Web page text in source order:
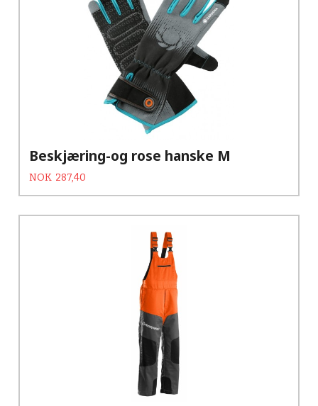
Beskjæring-og rose hanske M
Tilbud
NOK 287,40Rabatt